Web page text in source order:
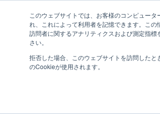
このウェブサイトでは、お客様のコンピュー
れ、これによって利用者を記憶できます。こ
訪問者に関するアナリティクスおよび測定指標
さい。
拒否した場合、このウェブサイトを訪問した
のCookieが使用されます。
コンセプト